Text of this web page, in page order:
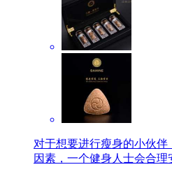
对于想要进行瘦身的小伙
因素，一个健身人士会合理